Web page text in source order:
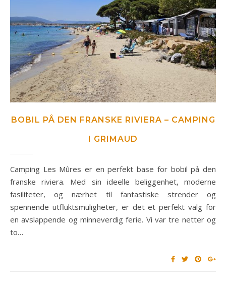
BOBIL PÅ DEN FRANSKE RIVIERA – CAMPING
I GRIMAUD
Camping Les Mûres er en perfekt base for bobil på den
franske riviera. Med sin ideelle beliggenhet, moderne
fasiliteter, og nærhet til fantastiske strender og
spennende utfluktsmuligheter, er det et perfekt valg for
en avslappende og minneverdig ferie. Vi var tre netter og
to…